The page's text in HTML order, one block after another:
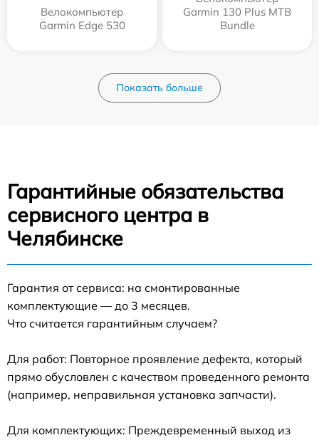
Велокомпьютер
Garmin Edge 530
Garmin 130 Plus MTB
Bundle
Показать больше
Гарантийные обязательства
сервисного центра в
Челябинске
Гарантия от сервиса: на смонтированные
комплектующие — до 3 месяцев.
Что считается гарантийным случаем?
Для работ: Повторное проявление дефекта, который
прямо обусловлен с качеством проведенного ремонта
(например, неправильная установка запчасти).
Для комплектующих: Преждевременный выход из